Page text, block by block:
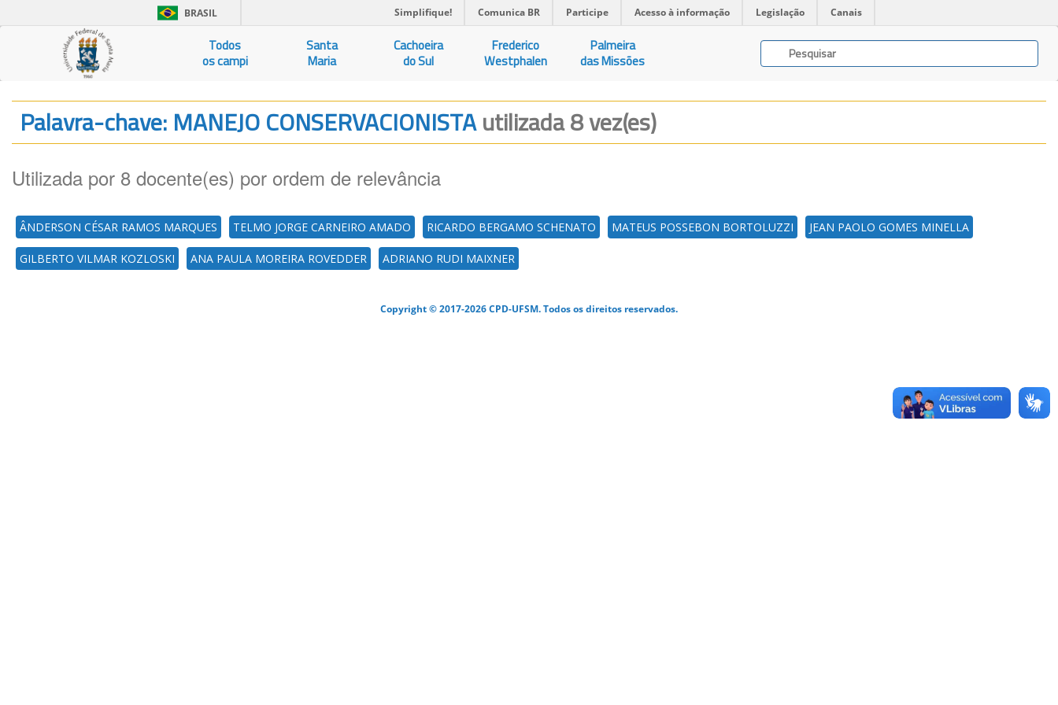
BRASIL Simplifique! Comunica BR Participe Acesso à informação Legislação Canais
Todos
os campi
Santa
Maria
Cachoeira
do Sul
Frederico
Westphalen
Palmeira
das Missões
Palavra-chave: MANEJO CONSERVACIONISTAutilizada 8 vez(es)
Utilizada por 8 docente(es) por ordem de relevância
ÂNDERSON CÉSAR RAMOS MARQUES TELMO JORGE CARNEIRO AMADO RICARDO BERGAMO SCHENATO MATEUS POSSEBON BORTOLUZZI JEAN PAOLO GOMES MINELLA
GILBERTO VILMAR KOZLOSKI ANA PAULA MOREIRA ROVEDDER ADRIANO RUDI MAIXNER
Copyright © 2017-2026 CPD-UFSM. Todos os direitos reservados.